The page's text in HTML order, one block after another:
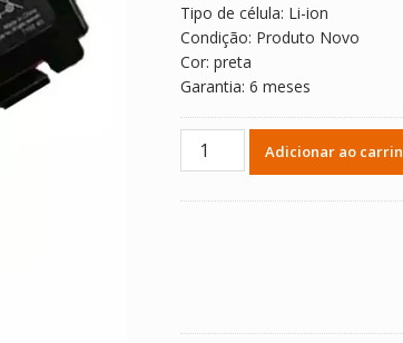
Tipo de célula: Li-ion
Condição: Produto Novo
Cor: preta
Garantia: 6 meses
Bateria
Notebook
Adicionar ao